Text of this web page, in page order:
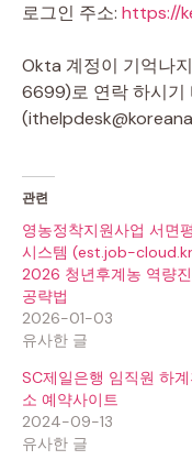
로그인 주소: https://
Okta 계정이 기억나
6699)로 연락 하시기
관련
영농정착지원사업 서면
시스템 (est.job-
2026 청년후계농 역량
공략법
2026-01-03
유사한 글
SC제일은행 임직원 하
소 예약사이트
2024-09-13
유사한 글